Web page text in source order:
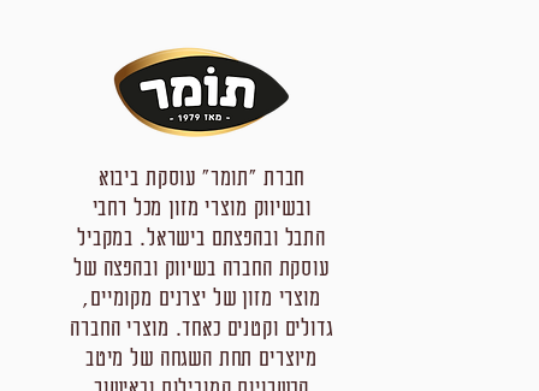
חברת "תומר" עוסקת ביבוא
ובשיווק מוצרי מזון מכל רחבי
התבל ובהפצתם בישראל. במקביל
עוסקת החברה בשיווק ובהפצה של
מוצרי מזון של יצרנים מקומיים,
גדולים וקטנים כאחד. מוצרי החברה
מיוצרים תחת השגחה של מיטב